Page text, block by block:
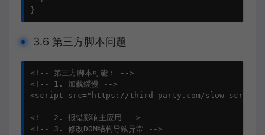
}
3.6 第三方脚本问题
<!-- 第三方脚本可能： -->
<!-- 1. 加载缓慢 -->
<script src= "https://third-party.com/slow-
<!-- 2. 报错影响主应用 -->
<!-- 3. 修改DOM结构导致异常 -->